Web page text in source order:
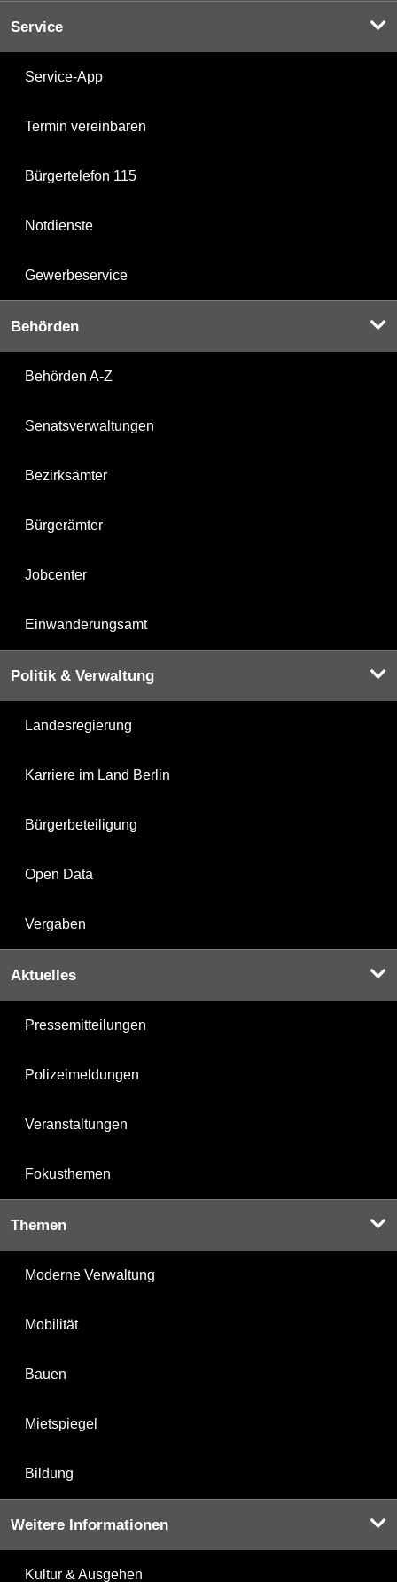
Service
Service-App
Termin vereinbaren
Bürgertelefon 115
Notdienste
Gewerbeservice
Behörden
Behörden A-Z
Senatsverwaltungen
Bezirksämter
Bürgerämter
Jobcenter
Einwanderungsamt
Politik & Verwaltung
Landesregierung
Karriere im Land Berlin
Bürgerbeteiligung
Open Data
Vergaben
Aktuelles
Pressemitteilungen
Polizeimeldungen
Veranstaltungen
Fokusthemen
Themen
Moderne Verwaltung
Mobilität
Bauen
Mietspiegel
Bildung
Weitere Informationen
Kultur & Ausgehen